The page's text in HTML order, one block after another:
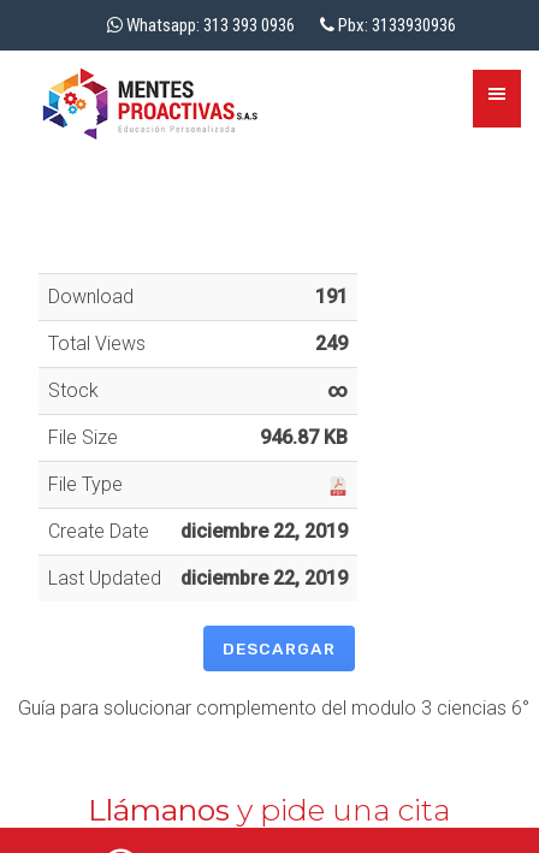
Whatsapp: 313 393 0936 Pbx: 3133930936
Download 191
Total Views 249
Stock ∞
File Size 946.87 KB
File Type
Create Date diciembre 22, 2019
Last Updated diciembre 22, 2019
DESCARGAR
Guía para solucionar complemento del modulo 3 ciencias 6°
Llámanos y pide una cita